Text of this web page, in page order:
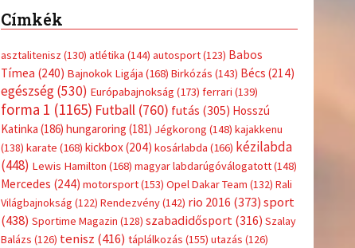
Címkék
asztalitenisz (130) atlétika (144) autosport(123) Babos
Tímea (240) Bajnokok Ligája (168) Birkózás (143) Bécs (214)
egészség(530) Európabajnokság (173) ferrari (139)
forma 1 (1165) Futball (760) futás (305) Hosszú
Katinka (186) hungaroring (181) Jégkorong (148) kajakkenu
(138) karate (168) kickbox(204) kosárlabda (166) kézilabda
(448) Lewis Hamilton (168) magyar labdarúgóválogatott(148)
Mercedes (244) motorsport(153) Opel Dakar Team (132) Rali
Világbajnokság (122) Rendezvény(142) rio 2016 (373) sport
(438) Sportime Magazin (128) szabadidősport (316) Szalay
Balázs (126) tenisz (416) táplálkozás (155) utazás (126)